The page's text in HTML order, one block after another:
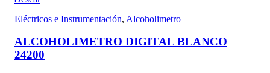
Eléctricos e Instrumentación, Alcoholimetro
ALCOHOLIMETRO DIGITAL BLANCO
24200